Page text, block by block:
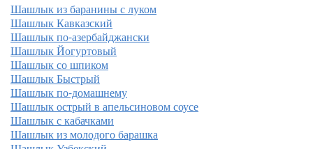
Шашлык из баранины с луком
Шашлык Кавказский
Шашлык по-азербайджански
Шашлык Йогуртовый
Шашлык со шпиком
Шашлык Быстрый
Шашлык по-домашнему
Шашлык острый в апельсиновом соусе
Шашлык с кабачками
Шашлык из молодого барашка